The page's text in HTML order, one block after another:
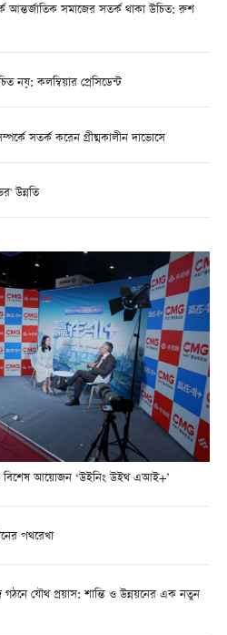
আন্তর্জাতিক সমাজের সতর্ক থাকা উচিত: রুশ
নয়: কলম্বিয়ার প্রেসিডেন্ট
সতর্ক করেন গ্রীষ্মকালীন দাভোসে
উন্নতি
বিশেষ আয়োজন ‘উইনিং উইথ এআই+’
পথরেখা
গঠনে যৌথ প্রয়াস: শান্তি ও উন্নয়নের এক নতুন